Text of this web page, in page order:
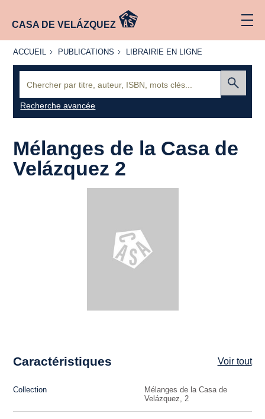
CASA DE VELÁZQUEZ
ACCUEIL
ACCUEIL PUBLICATIONS
PUBLICATIONS
LIBRAIRIE
LIBRAIRIE EN LIGNE
Recherche avancée
Mélanges de la Casa de
Velázquez 2
Caractéristiques Voir tout
Collection
Mélanges de la Casa de
Velázquez, 2